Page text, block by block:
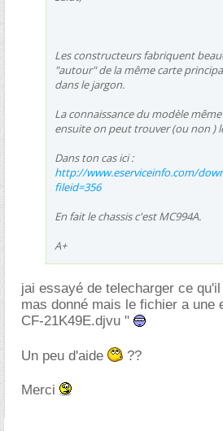
Les constructeurs fabriquent
"autour" de la même carte
dans le jargon.
La connaissance du modèle
ensuite on peut trouver (ou non )
Dans ton cas ici :
http://www.eserviceinfo.com/
fileid=356
En fait le chassis c'est MC994A.
A+
jai essayé de telecharger ce
mas donné mais le fichier a une
CF-21K49E.djvu "
Un peu d'aide ??
Merci